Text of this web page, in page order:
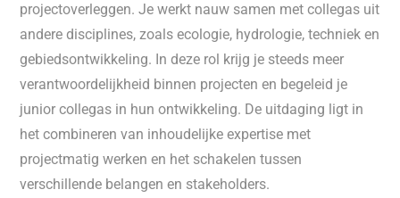
projectoverleggen. Je werkt nauw samen met collegas uit
andere disciplines, zoals ecologie, hydrologie, techniek en
gebiedsontwikkeling. In deze rol krijg je steeds meer
verantwoordelijkheid binnen projecten en begeleid je
junior collegas in hun ontwikkeling. De uitdaging ligt in
het combineren van inhoudelijke expertise met
projectmatig werken en het schakelen tussen
verschillende belangen en stakeholders.